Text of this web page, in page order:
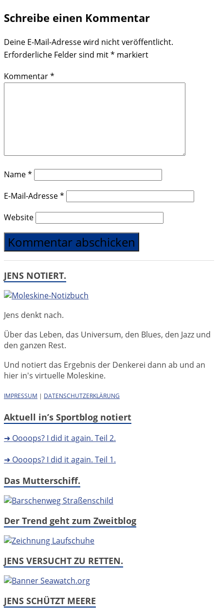
Schreibe einen Kommentar
Deine E-Mail-Adresse wird nicht veröffentlicht.
Erforderliche Felder sind mit* markiert
Kommentar*
Name*
E-Mail-Adresse*
Website
JENS NOTIERT.
Jens denkt nach.
Über das Leben, das Universum, den Blues, den Jazz und
den ganzen Rest.
Und notiert das Ergebnis der Denkerei dann ab und an
hier in's virtuelle Moleskine.
IMPRESSUM | DATENSCHUTZERKLÄRUNG
Aktuell in’s Sportblog notiert
➜ Oooops? I did it again. Teil 2.
➜ Oooops? I did it again. Teil 1.
Das Mutterschiff.
Der Trend geht zum Zweitblog
JENS VERSUCHT ZU RETTEN.
JENS SCHÜTZT MEERE